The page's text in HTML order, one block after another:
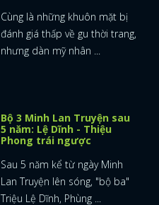
Cùng là những khuôn mặt bị
đánh giá thấp về gu thời trang,
nhưng dàn mỹ nhân ...
Bộ 3 Minh Lan Truyện sau
5 năm: Lệ Dĩnh - Thiệu
Phong trái ngược
Sau 5 năm kể từ ngày Minh
Lan Truyện lên sóng, "bộ ba"
Triệu Lệ Dĩnh, Phùng ...